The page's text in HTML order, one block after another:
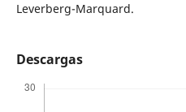
Leverberg-Marquard.
Descargas